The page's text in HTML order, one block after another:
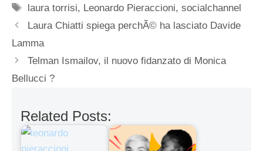
Tag
laura torrisi, Leonardo Pieraccioni,socialchannel
Laura Chiatti spiega perchÃ© ha lasciato Davide
Lamma
Telman Ismailov, il nuovo fidanzato di Monica
Bellucci ?
Related Posts: